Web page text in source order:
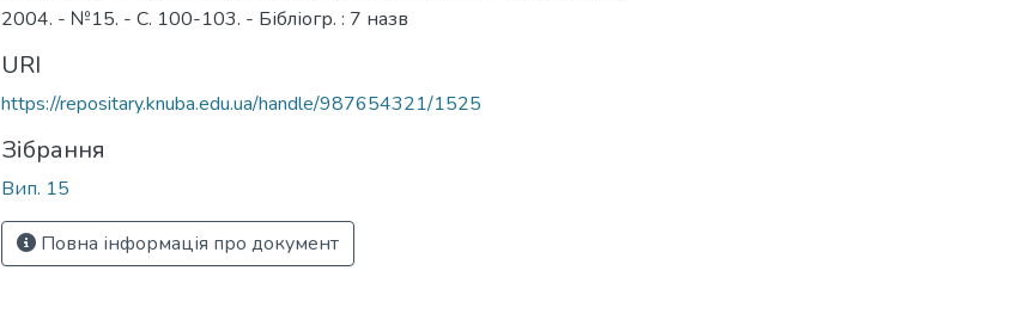
2004. - №15. - С. 100-103. - Бібліогр. : 7 назв
URI
https://repositary.knuba.edu.ua/handle/987654321/1525
Зібрання
Вип. 15
Повна інформація про документ